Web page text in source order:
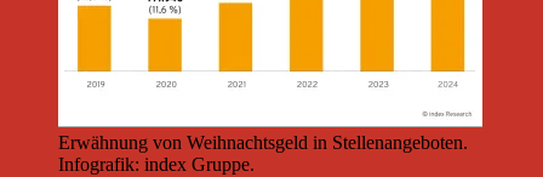
Erwähnung von Weihnachtsgeld in Stellenangeboten.
Infografik: index Gruppe.